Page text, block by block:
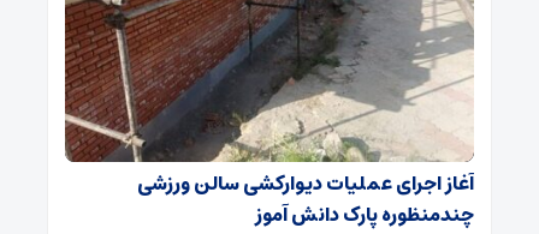
آغاز اجرای عملیات دیوارکشی سالن ورزشی
چندمنظوره پارک دانش آموز